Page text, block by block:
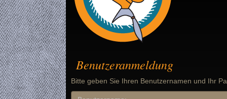
Benutzeranmeldung
Bitte geben Sie Ihren Benutzernamen und Ihr